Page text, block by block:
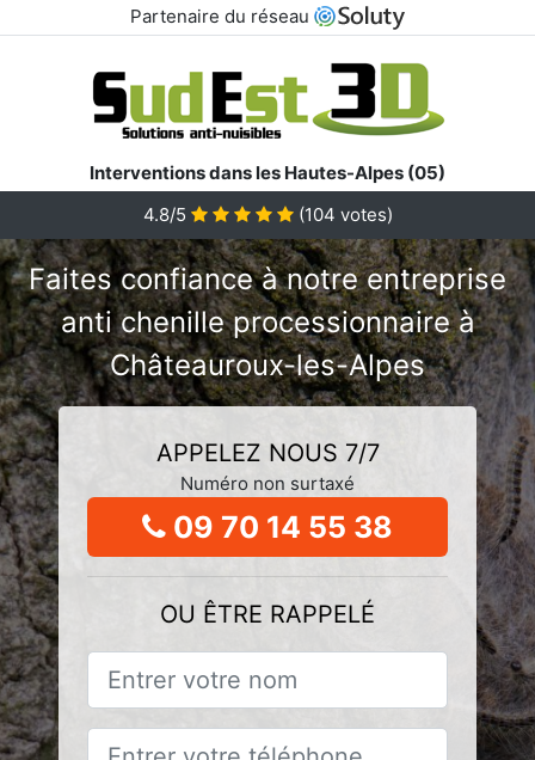
Partenaire du réseau
Interventions dans les Hautes-Alpes (05)
4.8/5
(104 votes)
Faites confiance à notre entreprise
anti chenille processionnaire à
Châteauroux-les-Alpes
APPELEZ NOUS 7/7
Numéro non surtaxé
09 70 14 55 38
OU ÊTRE RAPPELÉ